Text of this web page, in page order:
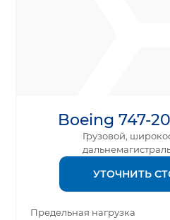
Boeing 747-
Грузовой,
УТОЧНИТЬ
Предельная нагрузка